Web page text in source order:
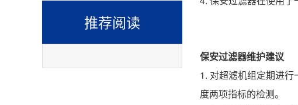
推荐阅读
保安过滤器维护建议
1. 对超滤机组定期进
度两项指标的检测。